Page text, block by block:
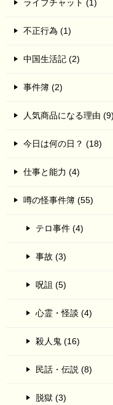
ライブチャット (1)
不正行為 (1)
中国生活記 (2)
事件簿 (2)
人気商品になる理由 (9)
今日は何の日？ (18)
仕事と能力 (4)
噂の怪事件簿 (55)
テロ事件 (4)
事故 (3)
呪詛 (5)
心霊・怪談 (4)
殺人鬼 (16)
民話・伝説 (8)
脱獄 (3)